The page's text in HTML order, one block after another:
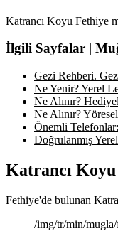
Katrancı Koyu Fethiye
İlgili Sayfalar |
Gezi Rehberi.
Ne Yenir? Yerel
Ne Alınır?
Ne Alınır?
Önemli
Doğrulanmış
Katrancı
Fethiye'de bulunan
/img/tr/min/